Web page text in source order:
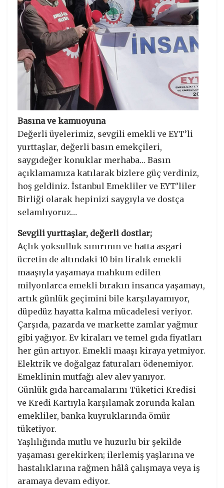
Basına ve kamuoyuna
Değerli üyelerimiz, sevgili emekli ve EYT’li
yurttaşlar, değerli basın emekçileri,
saygıdeğer konuklar merhaba… Basın
açıklamamıza katılarak bizlere güç verdiniz,
hoş geldiniz. İstanbul Emekliler ve EYT’liler
Birliği olarak hepinizi saygıyla ve dostça
selamlıyoruz…
Sevgili yurttaşlar, değerli dostlar;
Açlık yoksulluk sınırının ve hatta asgari
ücretin de altındaki 10 bin liralık emekli
maaşıyla yaşamaya mahkum edilen
milyonlarca emekli bırakın insanca yaşamayı,
artık günlük geçimini bile karşılayamıyor,
düpedüz hayatta kalma mücadelesi veriyor.
Çarşıda, pazarda ve markette zamlar yağmur
gibi yağıyor. Ev kiraları ve temel gıda fiyatları
her gün artıyor. Emekli maaşı kiraya yetmiyor.
Elektrik ve doğalgaz faturaları ödenemiyor.
Emeklinin mutfağı alev alev yanıyor.
Günlük gıda harcamalarını Tüketici Kredisi
ve Kredi Kartıyla karşılamak zorunda kalan
emekliler, banka kuyruklarında ömür
tüketiyor.
Yaşlılığında mutlu ve huzurlu bir şekilde
yaşaması gerekirken; ilerlemiş yaşlarına ve
hastalıklarına rağmen hâlâ çalışmaya veya iş
aramaya devam ediyor.